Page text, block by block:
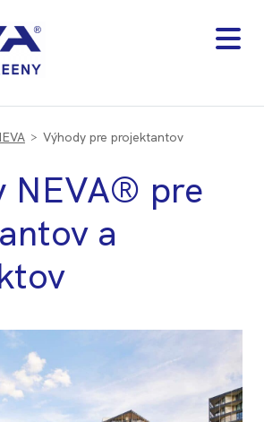
Výhody pre projektantov
NEVA® pre
a